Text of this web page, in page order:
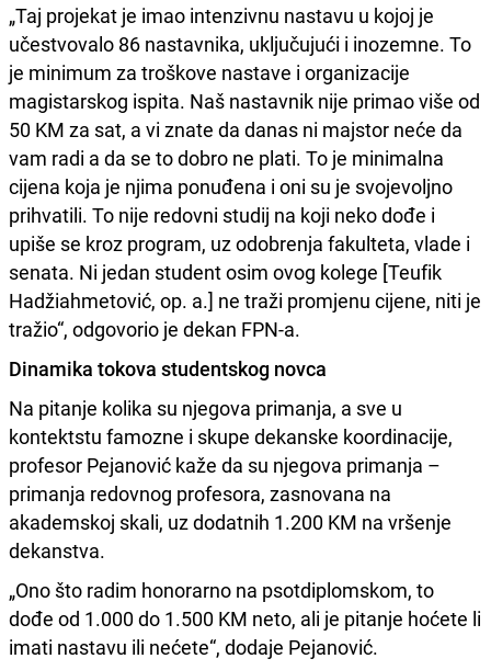
„Taj projekat je imao intenzivnu nastavu u kojoj je
učestvovalo 86 nastavnika, uključujući i inozemne. To
je minimum za troškove nastave i organizacije
magistarskog ispita. Naš nastavnik nije primao više od
50 KM za sat, a vi znate da danas ni majstor neće da
vam radi a da se to dobro ne plati. To je minimalna
cijena koja je njima ponuđena i oni su je svojevoljno
prihvatili. To nije redovni studij na koji neko dođe i
upiše se kroz program, uz odobrenja fakulteta, vlade i
senata. Ni jedan student osim ovog kolege [Teufik
Hadžiahmetović, op. a.] ne traži promjenu cijene, niti je
tražio“, odgovorio je dekan FPN-a.
Dinamika tokova studentskog novca
Na pitanje kolika su njegova primanja, a sve u
kontektstu famozne i skupe dekanske koordinacije,
profesor Pejanović kaže da su njegova primanja –
primanja redovnog profesora, zasnovana na
akademskoj skali, uz dodatnih 1.200 KM na vršenje
dekanstva.
„Ono što radim honorarno na psotdiplomskom, to
dođe od 1.000 do 1.500 KM neto, ali je pitanje hoćete li
imati nastavu ili nećete“, dodaje Pejanović.